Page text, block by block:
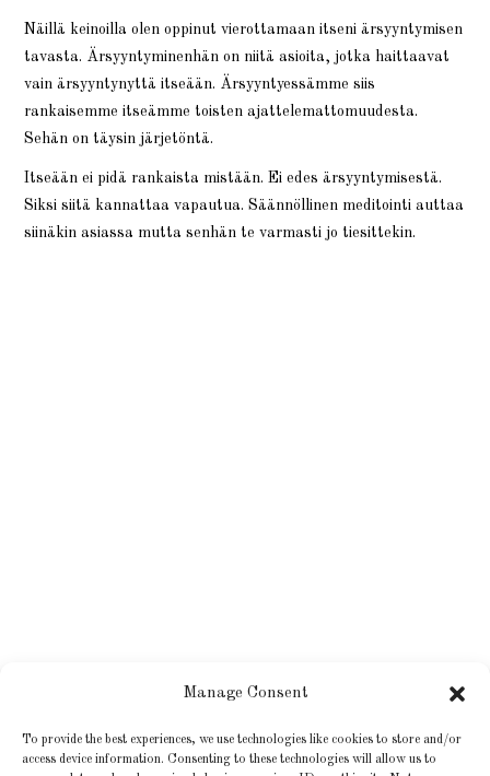
Manage Consent
To provide the best experiences, we use technologies like cookies to store and/or
access device information. Consenting to these technologies will allow us to
Näillä keinoilla olen oppinut vierottamaan itseni ärsyyntymisen
tavasta. Ärsyyntyminenhän on niitä asioita, jotka haittaavat
vain ärsyyntynyttä itseään. Ärsyyntyessämme siis
rankaisemme itseämme toisten ajattelemattomuudesta.
Sehän on täysin järjetöntä.
Itseään ei pidä rankaista mistään. Ei edes ärsyyntymisestä.
Siksi siitä kannattaa vapautua. Säännöllinen meditointi auttaa
siinäkin asiassa mutta senhän te varmasti jo tiesittekin.